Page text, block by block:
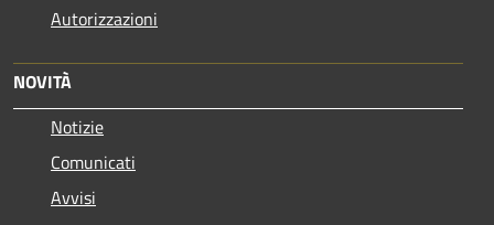
Autorizzazioni
NOVITÀ
Notizie
Comunicati
Avvisi